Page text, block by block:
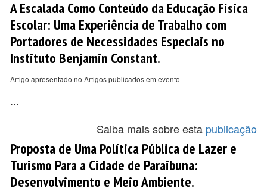
A Escalada Como Conteúdo da Educação Física
Escolar: Uma Experiência de Trabalho com
Portadores de Necessidades Especiais no
Instituto Benjamin Constant.
Artigo apresentado no Artigos publicados em evento
...
Saiba mais sobre esta publicação
Proposta de Uma Política Pública de Lazer e
Turismo Para a Cidade de Paraibuna:
Desenvolvimento e Meio Ambiente.